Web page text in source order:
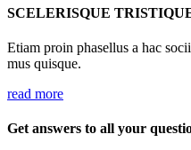
SCELERISQUE
Etiam proin phasellus a hac
mus quisque.
read more
Get answers to all your